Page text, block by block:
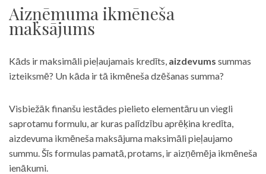
Aizņēmuma ikmēneša
maksājums
Kāds ir maksimāli pieļaujamais kredīts, aizdevums summas
izteiksmē? Un kāda ir tā ikmēneša dzēšanas summa?
Visbiežāk finanšu iestādes pielieto elementāru un viegli
saprotamu formulu, ar kuras palīdzību aprēķina kredīta,
aizdevuma ikmēneša maksājuma maksimāli pieļaujamo
summu. Šīs formulas pamatā, protams, ir aizņēmēja ikmēneša
ienākumi.